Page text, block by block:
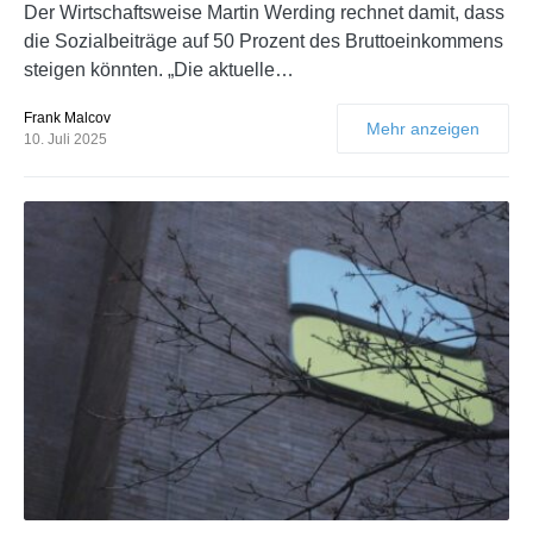
Der Wirtschaftsweise Martin Werding rechnet damit, dass
die Sozialbeiträge auf 50 Prozent des Bruttoeinkommens
steigen könnten. „Die aktuelle…
Frank Malcov
10. Juli 2025
Mehr anzeigen